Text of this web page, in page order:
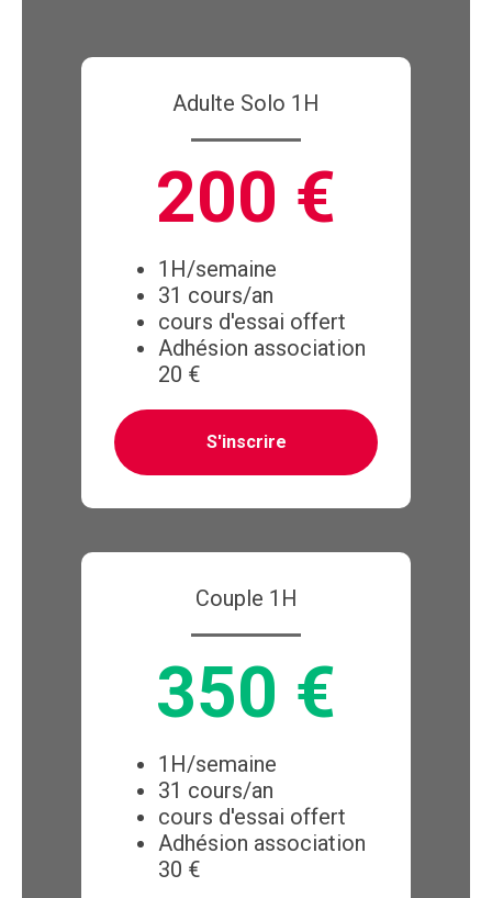
Adulte Solo 1H
200 €
1H/semaine
31 cours/an
cours d'essai offert
Adhésion association
20 €
S'inscrire
Couple 1H
350 €
1H/semaine
31 cours/an
cours d'essai offert
Adhésion association
30 €